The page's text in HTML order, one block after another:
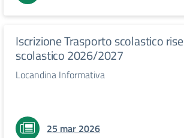
Iscrizione Trasporto scolastico
scolastico 2026/2027
Locandina Informativa
25 mar 2026